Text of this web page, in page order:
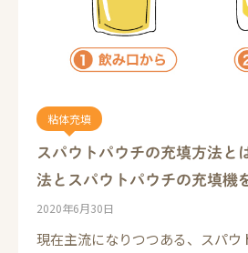
粘体充填
スパウトパウチの充填方法と
法とスパウトパウチの充填機
2020年6月30日
現在主流になりつつある、スパウ